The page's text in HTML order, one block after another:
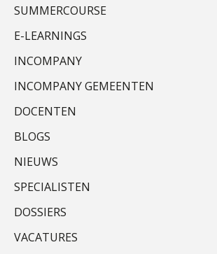
SUMMERCOURSE
E-LEARNINGS
INCOMPANY
INCOMPANY GEMEENTEN
DOCENTEN
BLOGS
NIEUWS
SPECIALISTEN
DOSSIERS
VACATURES